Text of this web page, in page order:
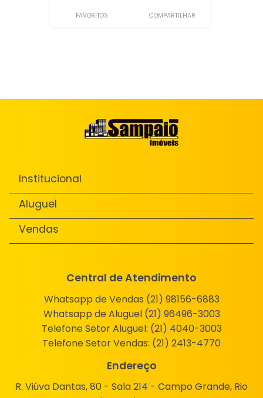
FAVORITOS COMPARTILHAR
Institucional
Aluguel
Vendas
Central de Atendimento
Whatsapp de Vendas (21) 98156-6883
Whatsapp de Aluguel (21) 96496-3003
Telefone Setor Aluguel: (21) 4040-3003
Telefone Setor Vendas: (21) 2413-4770
Endereço
R. Viúva Dantas, 80 - Sala 214 - Campo Grande, Rio